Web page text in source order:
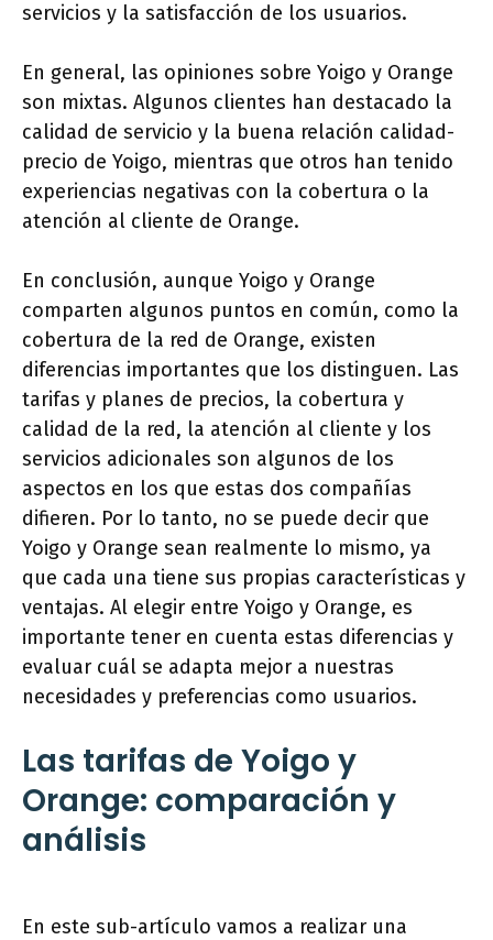
servicios y la satisfacción de los usuarios.
En general, las opiniones sobre Yoigo y Orange
son mixtas. Algunos clientes han destacado la
calidad de servicio y la buena relación calidad-
precio de Yoigo, mientras que otros han tenido
experiencias negativas con la cobertura o la
atención al cliente de Orange.
En conclusión, aunque Yoigo y Orange
comparten algunos puntos en común, como la
cobertura de la red de Orange, existen
diferencias importantes que los distinguen. Las
tarifas y planes de precios, la cobertura y
calidad de la red, la atención al cliente y los
servicios adicionales son algunos de los
aspectos en los que estas dos compañías
difieren. Por lo tanto, no se puede decir que
Yoigo y Orange sean realmente lo mismo, ya
que cada una tiene sus propias características y
ventajas. Al elegir entre Yoigo y Orange, es
importante tener en cuenta estas diferencias y
evaluar cuál se adapta mejor a nuestras
necesidades y preferencias como usuarios.
Las tarifas de Yoigo y
Orange: comparación y
análisis
En este sub-artículo vamos a realizar una